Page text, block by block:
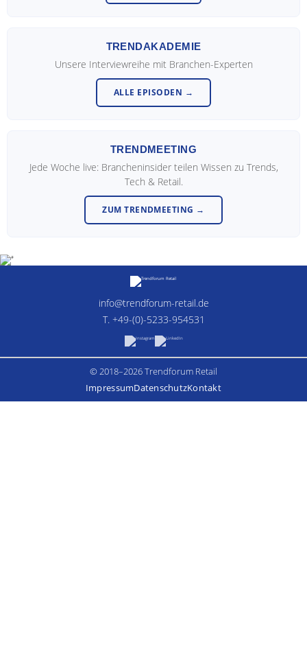
TRENDAKADEMIE
Unsere Interviewreihe mit Branchen-Experten
ALLE EPISODEN →
TRENDMEETING
Jede Woche live: Brancheninsider teilen Wissen zu Trends,
Tech & Retail.
ZUM TRENDMEETING →
info@trendforum-retail.de
T. +49-(0)-5233-954531
© 2018–2026 Trendforum Retail
ImpressumDatenschutzKontakt